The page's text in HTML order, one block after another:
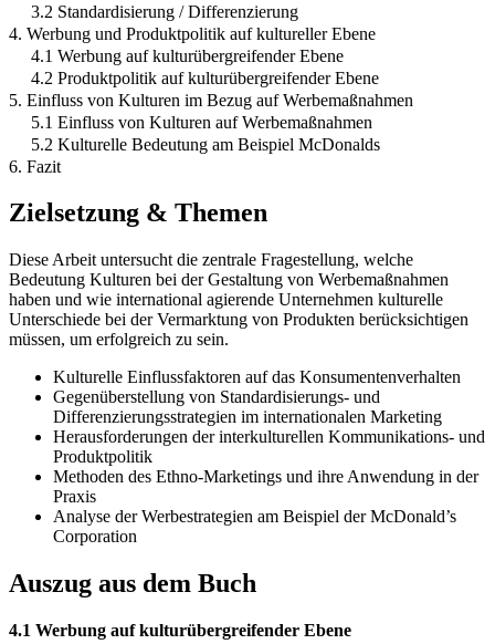
3.2 Standardisierung / Differenzierung
4. Werbung und Produktpolitik auf kultureller Ebene
4.1 Werbung auf kulturübergreifender Ebene
4.2 Produktpolitik auf kulturübergreifender Ebene
5. Einfluss von Kulturen im Bezug auf Werbemaßnahmen
5.1 Einfluss von Kulturen auf Werbemaßnahmen
5.2 Kulturelle Bedeutung am Beispiel McDonalds
6. Fazit
Zielsetzung & Themen
Diese Arbeit untersucht die zentrale Fragestellung, welche
Bedeutung Kulturen bei der Gestaltung von Werbemaßnahmen
haben und wie international agierende Unternehmen kulturelle
Unterschiede bei der Vermarktung von Produkten berücksichtigen
müssen, um erfolgreich zu sein.
Kulturelle Einflussfaktoren auf das Konsumentenverhalten
Gegenüberstellung von Standardisierungs- und
Differenzierungsstrategien im internationalen Marketing
Herausforderungen der interkulturellen Kommunikations- und
Produktpolitik
Methoden des Ethno-Marketings und ihre Anwendung in der
Praxis
Analyse der Werbestrategien am Beispiel der McDonald’s
Corporation
Auszug aus dem Buch
4.1 Werbung auf kulturübergreifender Ebene